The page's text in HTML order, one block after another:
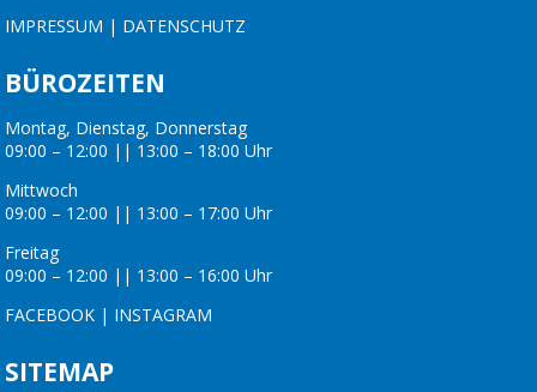
IMPRESSUM | DATENSCHUTZ
BÜROZEITEN
Montag, Dienstag, Donnerstag
09:00 – 12:00 || 13:00 – 18:00 Uhr
Mittwoch
09:00 – 12:00 || 13:00 – 17:00 Uhr
Freitag
09:00 – 12:00 || 13:00 – 16:00 Uhr
FACEBOOK | INSTAGRAM
SITEMAP